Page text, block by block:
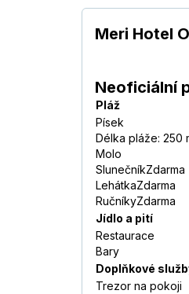
Meri Hotel
Neoficiální
Pláž
Písek
Délka pláže: 250
Molo
SlunečníkZdarma
LehátkaZdarma
RučníkyZdarma
Jídlo a pití
Restaurace
Bary
Doplňkové
Trezor na pokoji